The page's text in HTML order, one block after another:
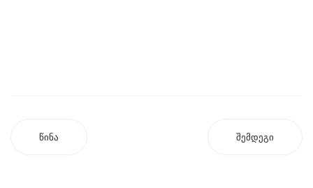
წინა შემდეგი